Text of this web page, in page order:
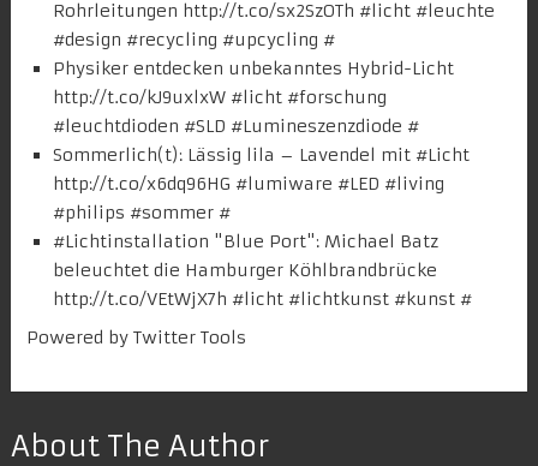
Rohrleitungen http://t.co/sx2SzOTh #licht #leuchte
#design #recycling #upcycling #
Physiker entdecken unbekanntes Hybrid-Licht
http://t.co/kJ9uxlxW #licht #forschung
#leuchtdioden #SLD #Lumineszenzdiode #
Sommerlich(t): Lässig lila – Lavendel mit #Licht
http://t.co/x6dq96HG #lumiware #LED #living
#philips #sommer #
#Lichtinstallation "Blue Port": Michael Batz
beleuchtet die Hamburger Köhlbrandbrücke
http://t.co/VEtWjX7h #licht #lichtkunst #kunst #
Powered by Twitter Tools
About The Author